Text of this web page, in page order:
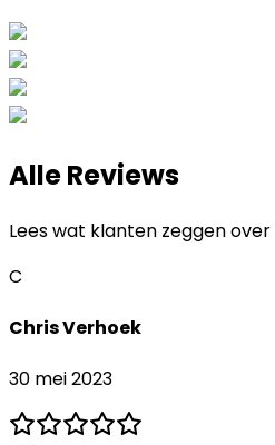
Alle Reviews
Lees wat klanten zeggen over
C
Chris Verhoek
30 mei 2023